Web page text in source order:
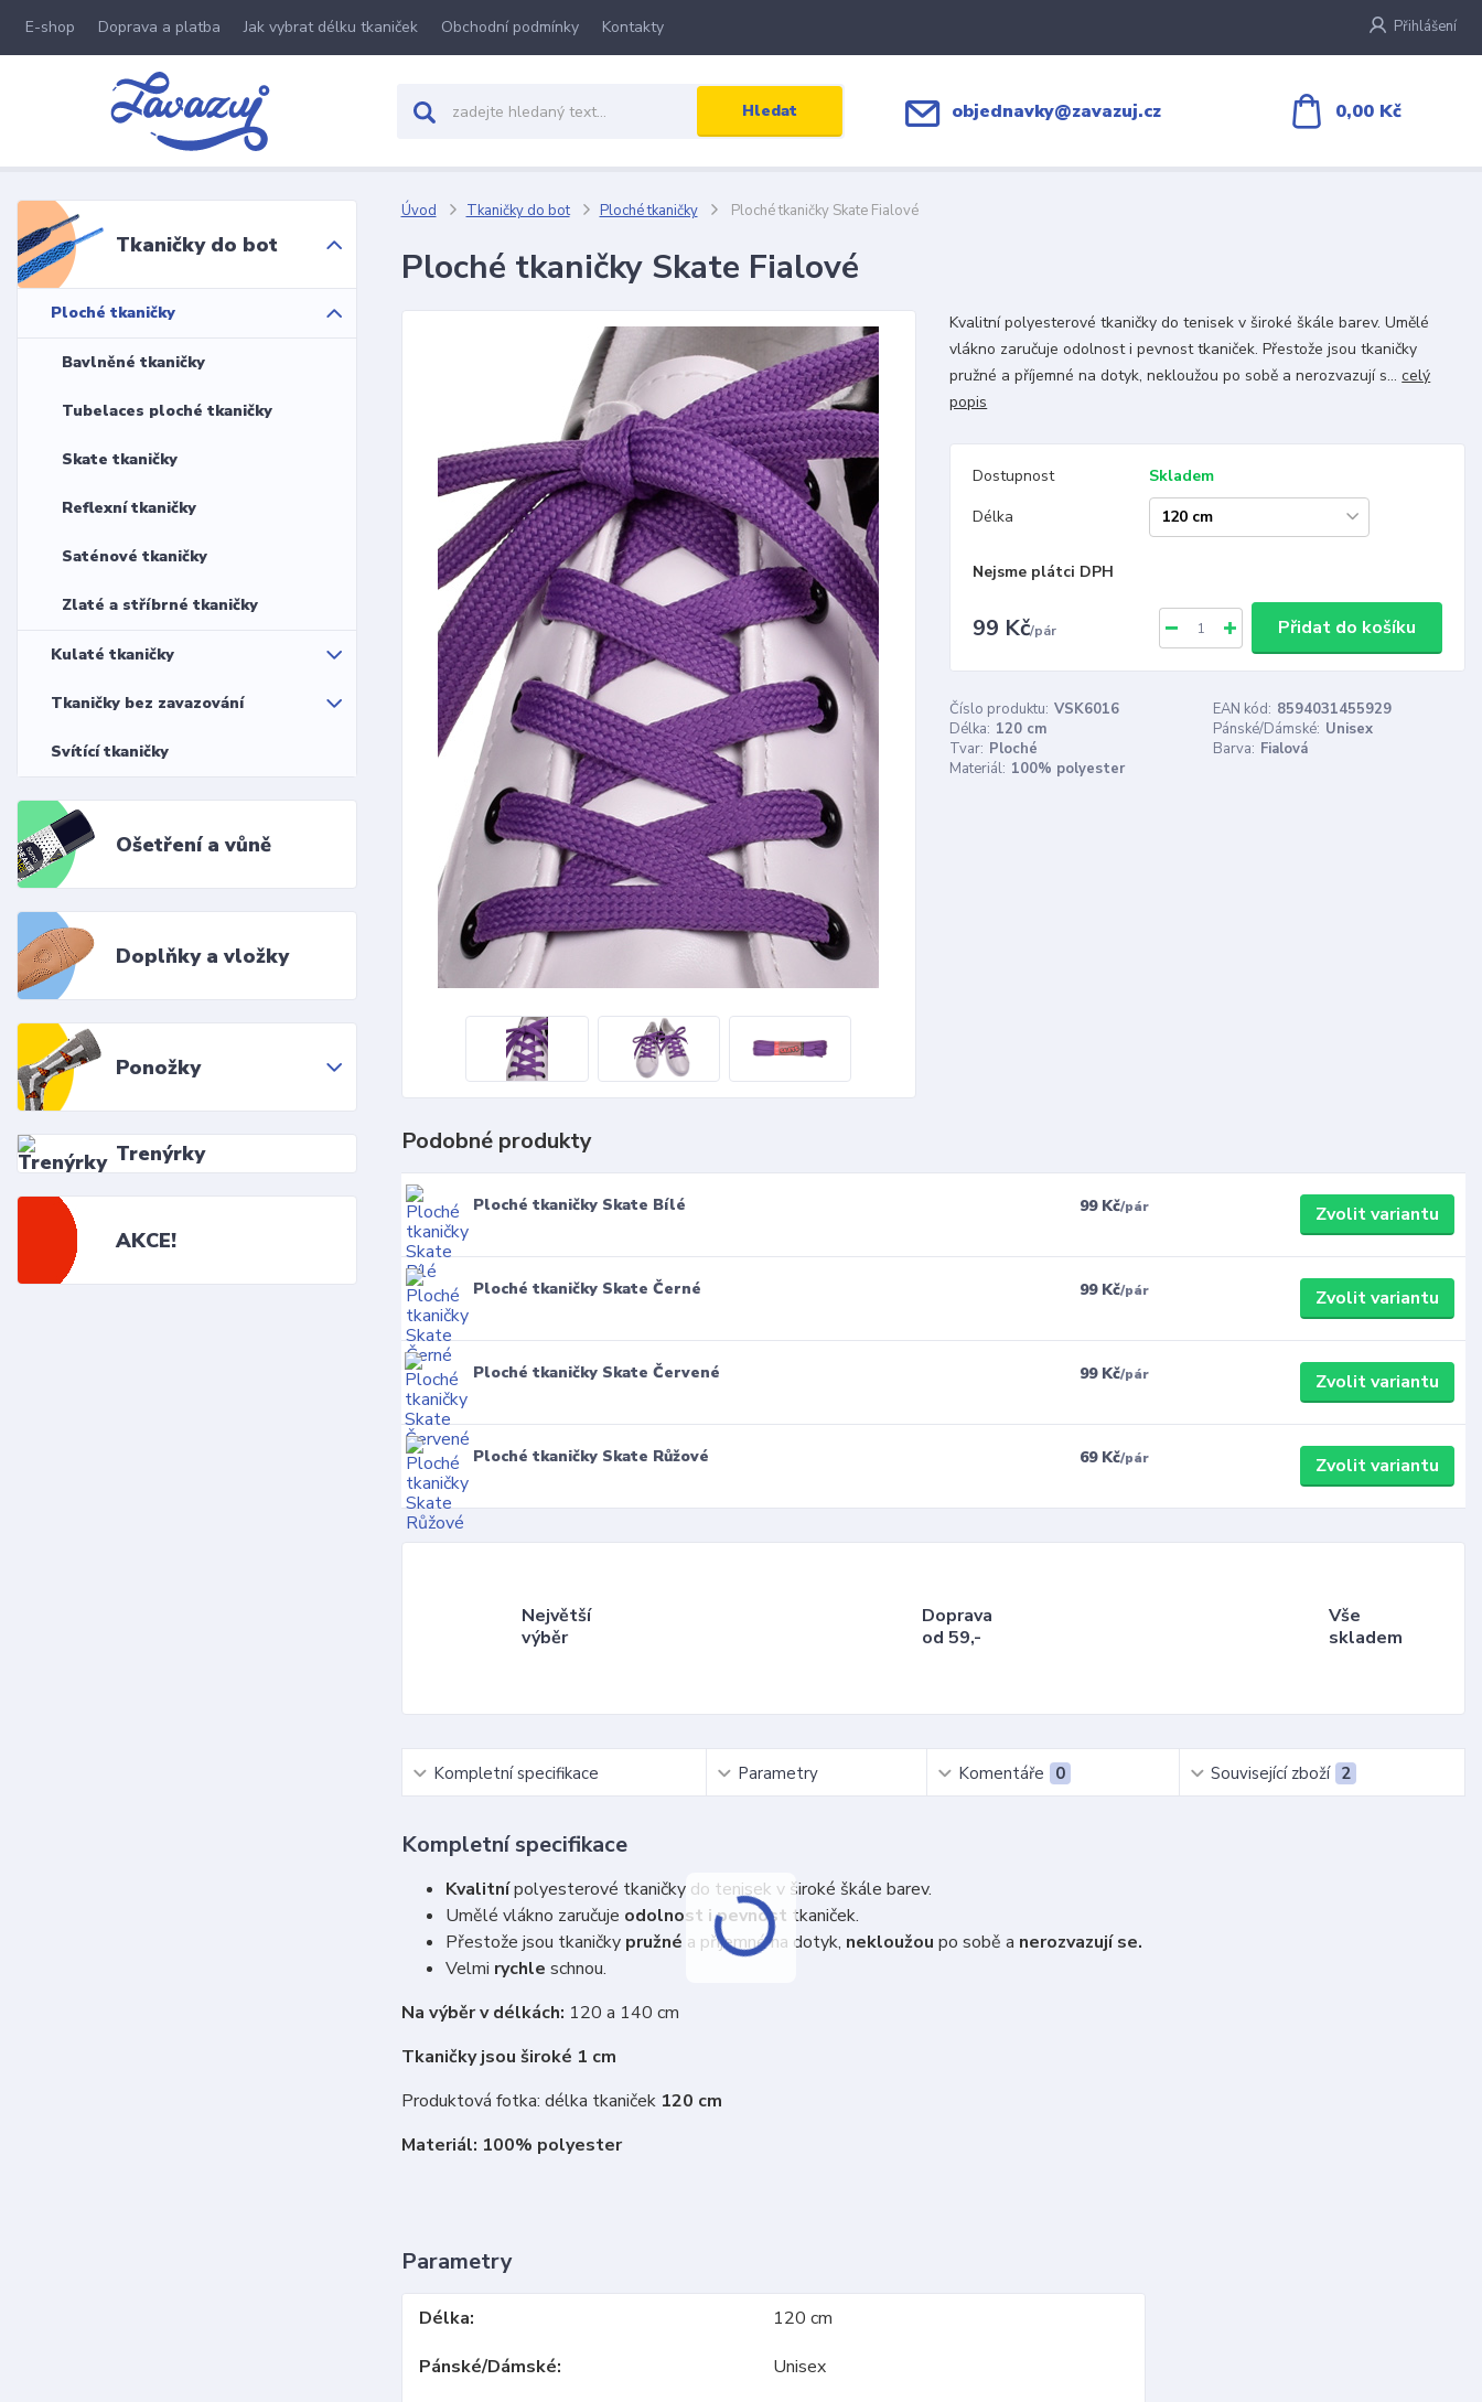
E-shop Doprava a platba Jak vybrat délku tkaniček Obchodní podmínky Kontakty Přihlášení
Hledat objednavky@zavazuj.cz 0,00 Kč
Tkaničky do bot
Ploché tkaničky
Bavlněné tkaničky
Tubelaces ploché tkaničky
Skate tkaničky
Reflexní tkaničky
Saténové tkaničky
Zlaté a stříbrné tkaničky
Kulaté tkaničky
Tkaničky bez zavazování
Svítící tkaničky
Ošetření a vůně
Doplňky a vložky
Ponožky
Trenýrky
AKCE!
Úvod Tkaničky do bot Ploché tkaničky Ploché tkaničky Skate Fialové
Ploché tkaničky Skate Fialové
Kvalitní polyesterové tkaničky do tenisek v široké škále barev. Umělé
vlákno zaručuje odolnost i pevnost tkaniček. Přestože jsou tkaničky
pružné a příjemné na dotyk, nekloužou po sobě a nerozvazují s...celý
popis
Dostupnost
Skladem
Délka
Nejsme plátci DPH
99 Kč/pár Přidat do košíku
Číslo produktu: VSK6016 EAN kód: 8594031455929
Délka: 120 cm Pánské/Dámské: Unisex
Tvar: Ploché Barva: Fialová
Materiál: 100% polyester
Podobné produkty
Ploché tkaničky Skate Bílé 99 Kč/pár Zvolit variantu
Ploché tkaničky Skate Černé 99 Kč/pár Zvolit variantu
Ploché tkaničky Skate Červené 99 Kč/pár Zvolit variantu
Ploché tkaničky Skate Růžové 69 Kč/pár Zvolit variantu
Největší
výběr
Doprava
od 59,-
Vše
skladem
Kompletní specifikace Parametry Komentáře 0 Související zboží 2
Kompletní specifikace
Kvalitnípolyesterové tkaničky do tenisek v široké škále barev.
Umělé vlákno zaručuje odolnost i pevnost tkaniček.
Přestože jsou tkaničky pružné a příjemné na dotyk, nekloužou po sobě a nerozvazují se.
Velmi rychle schnou.
Na výběr v délkách: 120 a 140 cm
Tkaničky jsou široké 1 cm
Produktová fotka: délka tkaniček 120 cm
Materiál: 100% polyester
Parametry
Délka
120 cm
Pánské/Dámské
Unisex